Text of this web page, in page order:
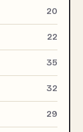
20
22
35
32
29